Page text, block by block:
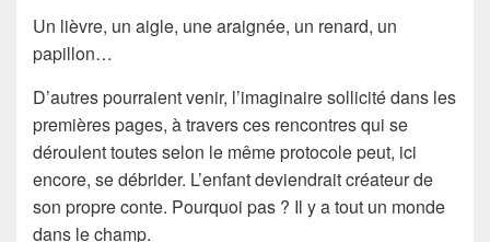
Un lièvre, un aigle, une araignée, un renard, un
papillon…
D’autres pourraient venir, l’imaginaire sollicité dans les
premières pages, à travers ces rencontres qui se
déroulent toutes selon le même protocole peut, ici
encore, se débrider. L’enfant deviendrait créateur de
son propre conte. Pourquoi pas ? Il y a tout un monde
dans le champ.